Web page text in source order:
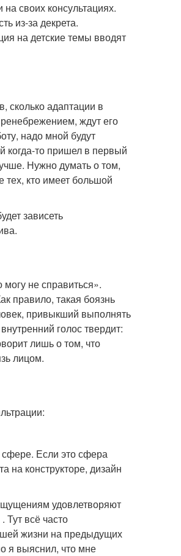
своих консультациях.
из-за декрета.
на детские темы вводят
сколько адаптации в
ждут его
надо мной будут
когда-то пришел в первый
Нужно думать о том,
тех, кто имеет большой
зависеть
не справиться».
правило, такая боязнь
привыкший выполнять
голос твердит:
лишь о том, что
лицом.
сфере. Если это сфера
на конструкторе, дизайн
удовлетворяют
Тут всё часто
жизни на предыдущих
я выяснил, что мне